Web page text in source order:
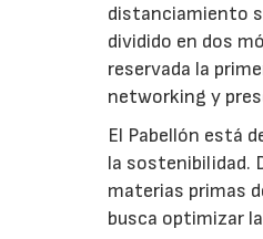
distanciamiento
dividido en dos
reservada la
networking y
El Pabellón está
la sostenibilidad.
materias primas
busca optimizar